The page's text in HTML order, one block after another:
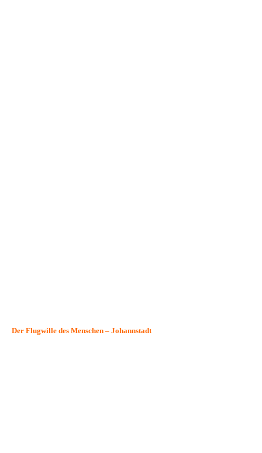
Der Flugwille des Menschen – Johannstadt